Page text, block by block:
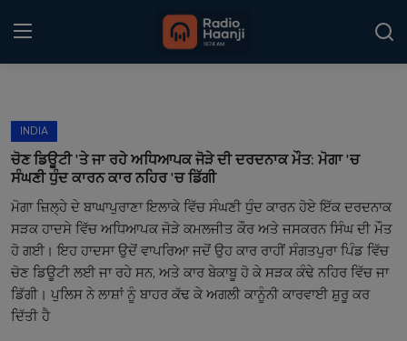
Home
Punjabi Podcast
Kitaab Kahani
Gallery
Sponsors
INDIA
ਚੋਣ ਡਿਊਟੀ 'ਤੇ ਜਾ ਰਹੇ ਅਧਿਆਪਕ ਜੋੜੇ ਦੀ ਦਰਦਨਾਕ ਮੌਤ: ਮੋਗਾ 'ਚ
ਸੰਘਣੀ ਧੁੰਦ ਕਾਰਨ ਕਾਰ ਨਹਿਰ 'ਚ ਡਿੱਗੀ
ਮੋਗਾ ਜ਼ਿਲ੍ਹੇ ਦੇ ਬਾਘਾਪੁਰਾਣਾ ਇਲਾਕੇ ਵਿੱਚ ਸੰਘਣੀ ਧੁੰਦ ਕਾਰਨ ਹੋਏ ਇੱਕ ਦਰਦਨਾਕ
ਸੜਕ ਹਾਦਸੇ ਵਿੱਚ ਅਧਿਆਪਕ ਜੋੜੇ ਕਮਲਜੀਤ ਕੌਰ ਅਤੇ ਜਸਕਰਨ ਸਿੰਘ ਦੀ ਮੌਤ
ਹੋ ਗਈ। ਇਹ ਹਾਦਸਾ ਉਦੋਂ ਵਾਪਰਿਆ ਜਦੋਂ ਉਹ ਕਾਰ ਰਾਹੀਂ ਸੰਗਤਪੁਰਾ ਪਿੰਡ ਵਿੱਚ
ਚੋਣ ਡਿਊਟੀ ਲਈ ਜਾ ਰਹੇ ਸਨ, ਅਤੇ ਕਾਰ ਬੇਕਾਬੂ ਹੋ ਕੇ ਸੜਕ ਕੰਢੇ ਨਹਿਰ ਵਿੱਚ ਜਾ
ਡਿੱਗੀ। ਪੁਲਿਸ ਨੇ ਲਾਸ਼ਾਂ ਨੂੰ ਬਾਹਰ ਕੱਢ ਕੇ ਅਗਲੀ ਕਾਨੂੰਨੀ ਕਾਰਵਾਈ ਸ਼ੁਰੂ ਕਰ
ਦਿੱਤੀ ਹੈ